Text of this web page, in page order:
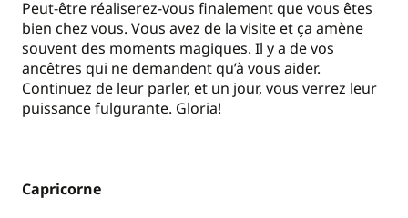
Peut-être réaliserez-vous finalement que vous êtes
bien chez vous. Vous avez de la visite et ça amène
souvent des moments magiques. Il y a de vos
ancêtres qui ne demandent qu’à vous aider.
Continuez de leur parler, et un jour, vous verrez leur
puissance fulgurante. Gloria!
Capricorne